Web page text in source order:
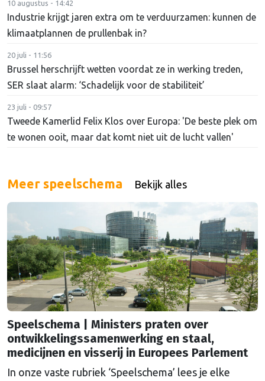
10 augustus - 14:42
Industrie krijgt jaren extra om te verduurzamen: kunnen de
klimaatplannen de prullenbak in?
20 juli - 11:56
Brussel herschrijft wetten voordat ze in werking treden,
SER slaat alarm: ‘Schadelijk voor de stabiliteit’
23 juli - 09:57
Tweede Kamerlid Felix Klos over Europa: 'De beste plek om
te wonen ooit, maar dat komt niet uit de lucht vallen'
Meer speelschema Bekijk alles
Speelschema | Ministers praten over
ontwikkelingssamenwerking en staal,
medicijnen en visserij in Europees Parlement
In onze vaste rubriek ‘Speelschema’ lees je elke